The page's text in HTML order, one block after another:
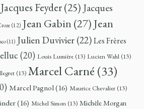
Jacques Feyder(25) Jacques
(12) Jean Gabin (27) Jean
(11) Julien Duvivier(22)Les Frères
(20) Louis Lumière (13) Lucien Wahl (13)
(13) Marcel Carné (33)
Marcel Pagnol(16) Maurice Chevalier (13)
(16) Michel Simon (13) Michèle Morgan